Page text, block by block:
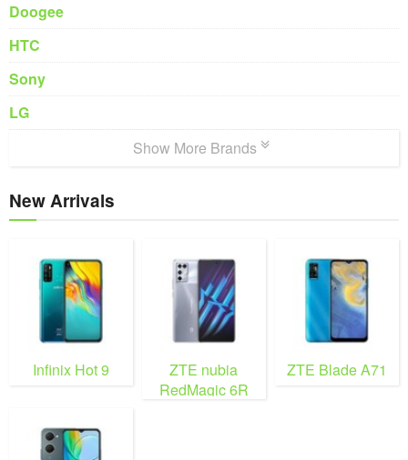
Doogee
HTC
Sony
LG
Show More Brands
New Arrivals
Infinix Hot 9
ZTE nubia
RedMagic 6R
ZTE Blade A71